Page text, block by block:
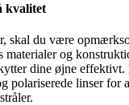
kvalitet
skal du være
materialer og
dine øjne
polariserede linser for